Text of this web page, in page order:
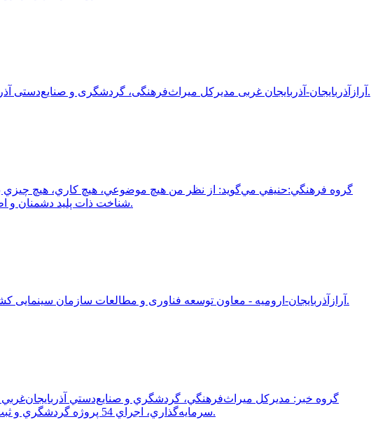
آرازآذربایجان-آذربایجان غربی مدیرکل میراث‌فرهنگی، گردشگری و صنایع‌دستی آذربایجان غربی گفت: اعتبارات مجموعه جهانی تخت سلیمان تکاب در سال جاری نسبت به دو سال گذشته ۱۰ برابر شده است‌.
گروه فرهنگي:حنيفي مي‌گويد: از نظر من هيچ موضوعي، هيچ کاري، هيچ چيزي به
شناخت ذات پليد دشمنان و اطلاع از جناياتي که در حق ما کرده‌اند؛ حتما بايد تاريخ بخوانيم و لازم است که اخبار را از رسانه‌هاي مزدور و معاند دنبال نکنيم.
آرازآذربایجان-ارومیه - معاون توسعه فناوری و مطالعات سازمان سینمایی کشور گفت: سینما در استانهای مرزی مانند آذربایجان غربی یکی از موثرترین ابزارهای توسعه فرهنگی، تقویت هویت ملی است.
سرمايه‌گذاري، اجراي 54 پروژه گردشگري و ثبت 14 اثر جديد در فهرست آثار ملي، استان در مسير تبديل شدن به يکي از قطب‌هاي مهم گردشگري کشور قرار گرفته است.